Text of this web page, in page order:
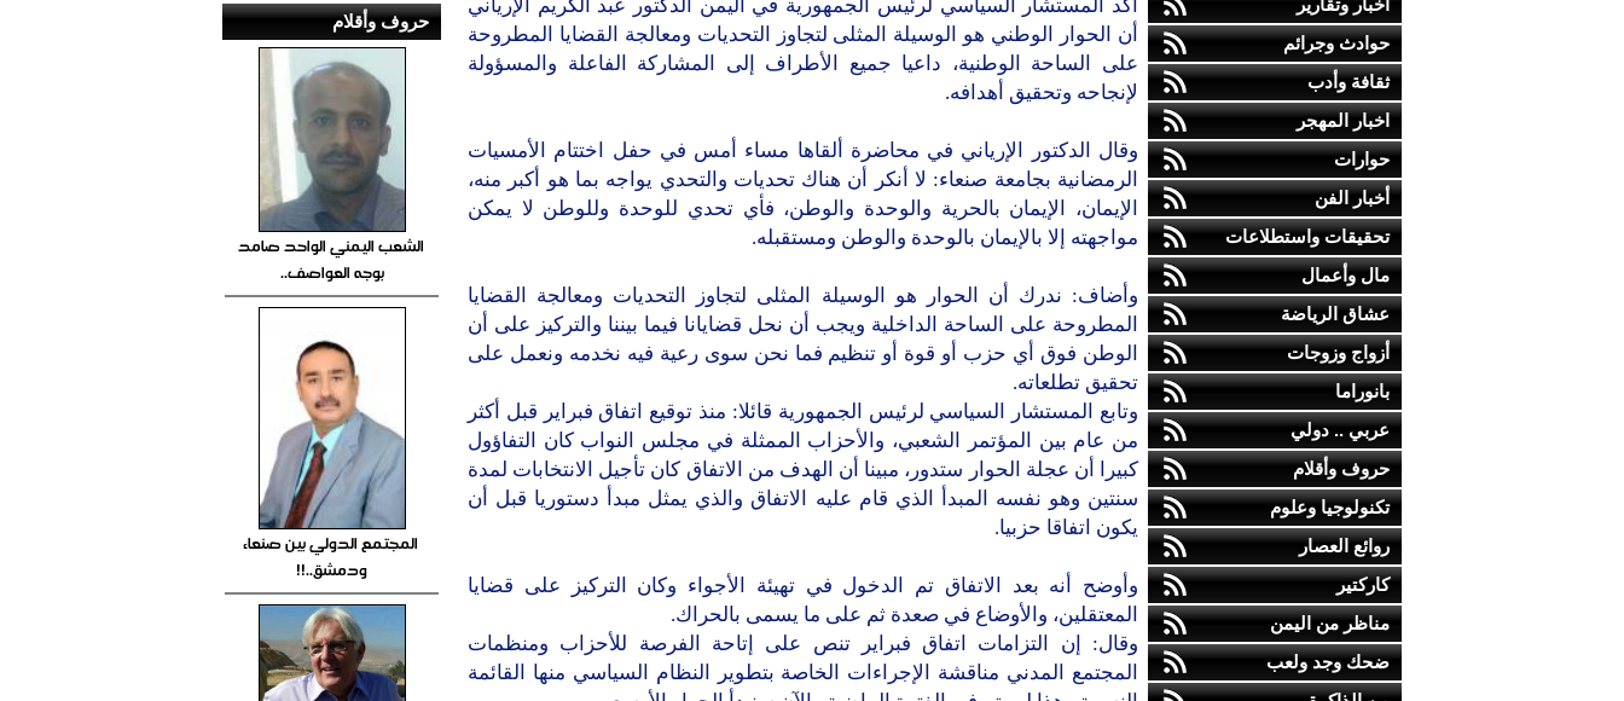
أخبار وتقارير
حوادث وجرائم
ثقافة وأدب
اخبار المهجر
حوارات
أخبار الفن
تحقيقات واستطلاعات
مال وأعمال
عشاق الرياضة
أزواج وزوجات
بانوراما
عربي .. دولي
حروف وأقلام
تكنولوجيا وعلوم
روائع العصار
كاركتير
مناظر من اليمن
ضحك وجد ولعب
أكد المستشار السياسي لرئيس الجمهورية في اليمن الدكتور عبد الكريم الإرياني
أن الحوار الوطني هو الوسيلة المثلى لتجاوز التحديات ومعالجة القضايا المطروحة
على الساحة الوطنية، داعيا جميع الأطراف إلى المشاركة الفاعلة والمسؤولة
لإنجاحه وتحقيق أهدافه.
وقال الدكتور الإرياني في محاضرة ألقاها مساء أمس في حفل اختتام الأمسيات
الرمضانية بجامعة صنعاء: لا أنكر أن هناك تحديات والتحدي يواجه بما هو أكبر منه،
الإيمان، الإيمان بالحرية والوحدة والوطن، فأي تحدي للوحدة وللوطن لا يمكن
مواجهته إلا بالإيمان بالوحدة والوطن ومستقبله.
وأضاف: ندرك أن الحوار هو الوسيلة المثلى لتجاوز التحديات ومعالجة القضايا
المطروحة على الساحة الداخلية ويجب أن نحل قضايانا فيما بيننا والتركيز على أن
الوطن فوق أي حزب أو قوة أو تنظيم فما نحن سوى رعية فيه نخدمه ونعمل على
تحقيق تطلعاته.
وتابع المستشار السياسي لرئيس الجمهورية قائلا: منذ توقيع اتفاق فبراير قبل أكثر
من عام بين المؤتمر الشعبي، والأحزاب الممثلة في مجلس النواب كان التفاؤول
كبيرا أن عجلة الحوار ستدور، مبينا أن الهدف من الاتفاق كان تأجيل الانتخابات لمدة
سنتين وهو نفسه المبدأ الذي قام عليه الاتفاق والذي يمثل مبدأ دستوريا قبل أن
يكون اتفاقا حزبيا.
وأوضح أنه بعد الاتفاق تم الدخول في تهيئة الأجواء وكان التركيز على قضايا
المعتقلين، والأوضاع في صعدة ثم على ما يسمى بالحراك.
وقال: إن التزامات اتفاق فبراير تنص على إتاحة الفرصة للأحزاب ومنظمات
المجتمع المدني مناقشة الإجراءات الخاصة بتطوير النظام السياسي منها القائمة
حروف وأقلام
الشعب اليمني الواحد صامد
بوجه العواصف..
المجتمع الدولي بين صنعاء
ودمشق..!!